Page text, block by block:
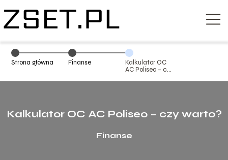
Strona główna Finanse
Kalkulator OC
AC Poliseo – czy
Kalkulator OC AC Poliseo – czy warto?
Finanse